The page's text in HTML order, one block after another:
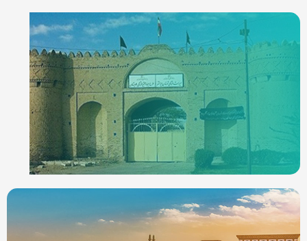
ردیاب خودرو در
ردیاب خودرو درایرانشهر
جدیدترین ردیابها